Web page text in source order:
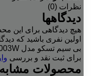
نظرات (0)
دیدگاهها
هیچ دیدگاهی برای این
اولین نفری باشید که
بی سیم تسکو مدل TK 7003W”
برای ثبت نقد و بررسی
محصولات مشابه